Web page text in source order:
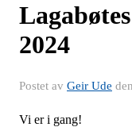
2024
Postet av Geir Ude den
Vi er i gang!